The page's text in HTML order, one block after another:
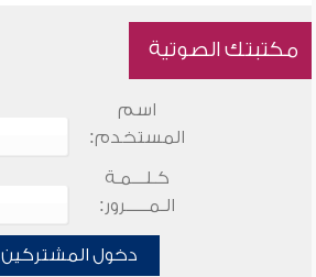
مكتبتك الصوتية
اسم
المستخدم:
كـلـــمـة
الـمـــــرور:
دخول المشتركين